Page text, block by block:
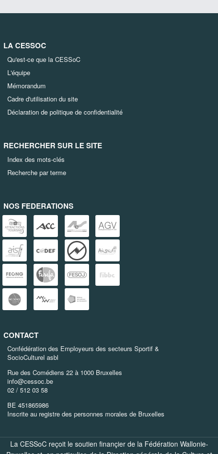
LA CESSOC
Qu'est-ce que la CESSoC
L'équipe
Mémorandum
Cadre d'utilisation du site
Déclaration de politique de confidentialité
RECHERCHER SUR LE SITE
Index des mots-clés
Recherche par terme
NOS FEDERATIONS
CONTACT
Confédération des Employeurs des secteurs Sportif &
SocioCulturel asbl
Rue des Comédiens 22 à 1000 Bruxelles
info@cessoc.be
02 / 512 03 58
BE 451865986
Inscrite au registre des personnes morales de Bruxelles
La CESSoC reçoit le soutien finançier de la Fédération Wallonie-